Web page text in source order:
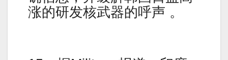
涨的研发核武器的呼声 。